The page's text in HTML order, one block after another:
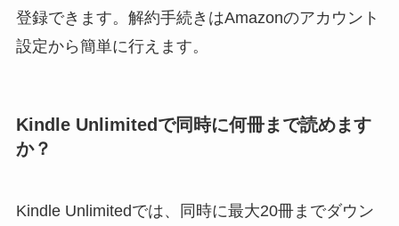
登録できます。解約手続きはAmazonのアカウント
設定から簡単に行えます。
Kindle Unlimitedで同時に何冊まで読めます
か？
Kindle Unlimitedでは、同時に最大20冊までダウン